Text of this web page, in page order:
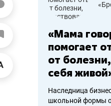
«Мама
помогает
от
себя
Наследница
школьной формы